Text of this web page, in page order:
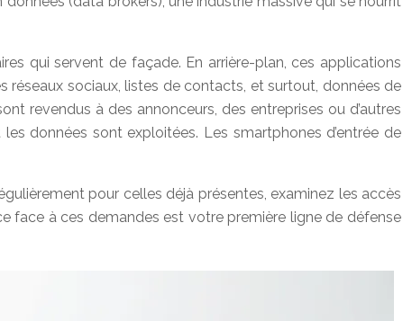
qui servent de façade. En arrière-plan, ces applications
réseaux sociaux, listes de contacts, et surtout, données de
revendus à des annonceurs, des entreprises ou d’autres
données sont exploitées. Les smartphones d’entrée de
pour celles déjà présentes, examinez les accès
face à ces demandes est votre première ligne de défense